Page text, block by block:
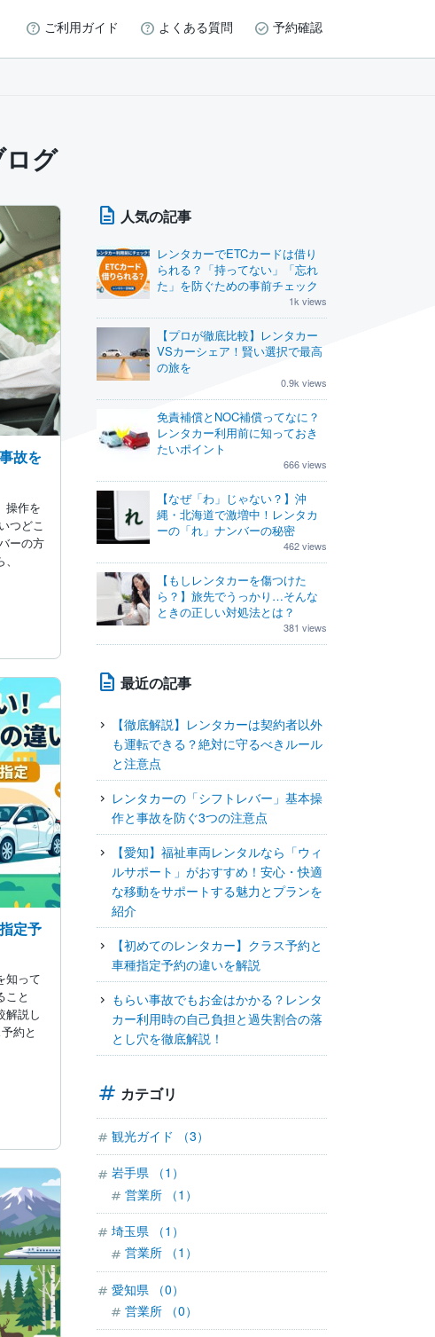
ご利用ガイド よくある質問 予約確認
グ
故を
操作を
つどこ
ーの方
定予
知って
こと
解説し
約と
人気の記事
レンタカーでETCカードは借り
られる？「持ってない」「忘れ
た」を防ぐための事前チェック
1k views
【プロが徹底比較】レンタカー
VSカーシェア！賢い選択で最高
の旅を
0.9k views
免責補償とNOC補償ってなに？
レンタカー利用前に知っておき
たいポイント
666 views
【なぜ「わ」じゃない？】沖
縄・北海道で激増中！レンタカ
ーの「れ」ナンバーの秘密
462 views
【もしレンタカーを傷つけた
ら？】旅先でうっかり…そんな
ときの正しい対処法とは？
381 views
最近の記事
【徹底解説】レンタカーは契約者以外
も運転できる？絶対に守るべきルール
と注意点
レンタカーの「シフトレバー」基本操
作と事故を防ぐ3つの注意点
【愛知】福祉車両レンタルなら「ウィ
ルサポート」がおすすめ！安心・快適
な移動をサポートする魅力とプランを
紹介
【初めてのレンタカー】クラス予約と
車種指定予約の違いを解説
もらい事故でもお金はかかる？レンタ
カー利用時の自己負担と過失割合の落
とし穴を徹底解説！
カテゴリ
観光ガイド （3）
岩手県 （1）
営業所 （1）
埼玉県 （1）
営業所 （1）
愛知県 （0）
営業所 （0）